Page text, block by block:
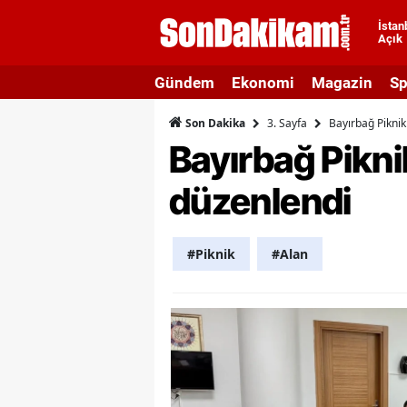
Açık
Gündem Ekonomi Magazin
Son Dakika 3. Sayfa Bayırbağ
Bayırbağ
düzenlendi
#Piknik #Alan